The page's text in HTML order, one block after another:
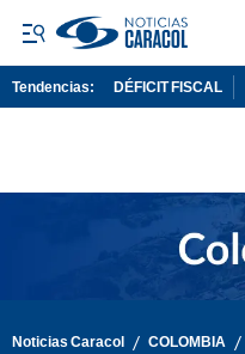
Tendencias: DÉFICIT FISCAL
Noticias Caracol / COLOMBIA /